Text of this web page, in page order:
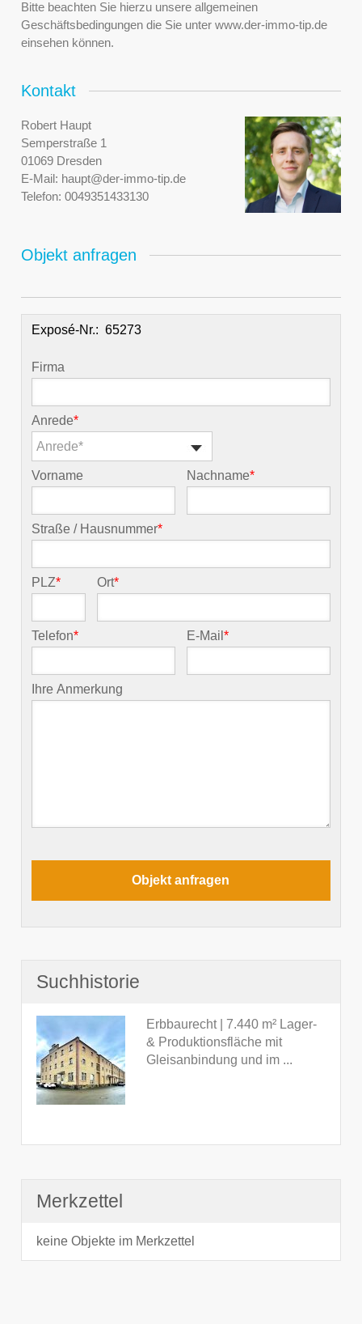
Bitte beachten Sie hierzu unsere allgemeinen
Geschäftsbedingungen die Sie unter www.der-immo-tip.de
einsehen können.
Kontakt
Robert Haupt
Semperstraße 1
01069 Dresden
E-Mail: haupt@der-immo-tip.de
Telefon: 0049351433130
Objekt anfragen
Exposé-Nr.:
Firma
Anrede*
Anrede*
Vorname Nachname*
Straße / Hausnummer*
PLZ* Ort*
Telefon* E-Mail*
Ihre Anmerkung
Suchhistorie
Erbbaurecht | 7.440 m² Lager-
& Produktionsfläche mit
Gleisanbindung und im ...
Merkzettel
keine Objekte im Merkzettel